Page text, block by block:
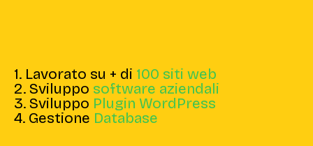
1. Lavorato su + di 100 siti web
2. Sviluppo software aziendali
3. Sviluppo Plugin WordPress
4. Gestione Database